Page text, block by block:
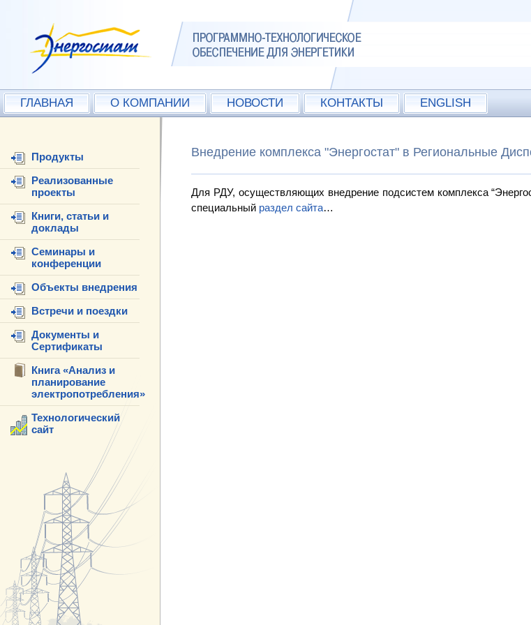
ГЛАВНАЯ О КОМПАНИИ НОВОСТИ КОНТАКТЫ ENGLISH
Продукты
Реализованные
проекты
Книги, статьи и
доклады
Семинары и
конференции
Объекты внедрения
Встречи и поездки
Документы и
Сертификаты
Книга «Анализ и
планирование
электропотребления»
Технологический
сайт
Внедрение комплекса "Энергостат" в Региональные
Для РДУ, осуществляющих внедрение подсистем комплекса
специальный раздел сайта…